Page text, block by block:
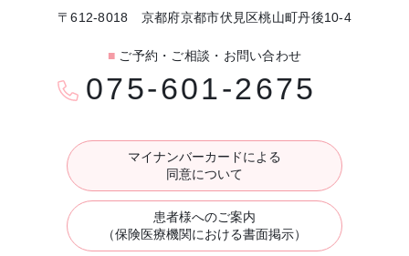
〒612-8018 京都府京都市伏見区桃山町丹後10-4
■ ご予約・ご相談・お問い合わせ
075-601-2675
マイナンバーカードによる
同意について
患者様へのご案内
（保険医療機関における書面掲示）